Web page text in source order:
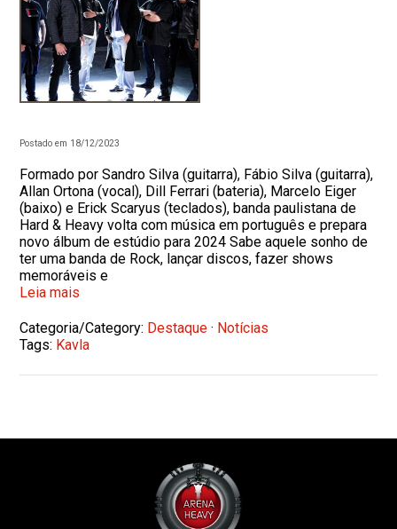
Postado em 18/12/2023
Formado por Sandro Silva (guitarra), Fábio Silva (guitarra),
Allan Ortona (vocal), Dill Ferrari (bateria), Marcelo Eiger
(baixo) e Erick Scaryus (teclados), banda paulistana de
Hard & Heavy volta com música em português e prepara
novo álbum de estúdio para 2024 Sabe aquele sonho de
ter uma banda de Rock, lançar discos, fazer shows
memoráveis e
Leia mais
Categoria/Category: Destaque · Notícias
Tags: Kavla